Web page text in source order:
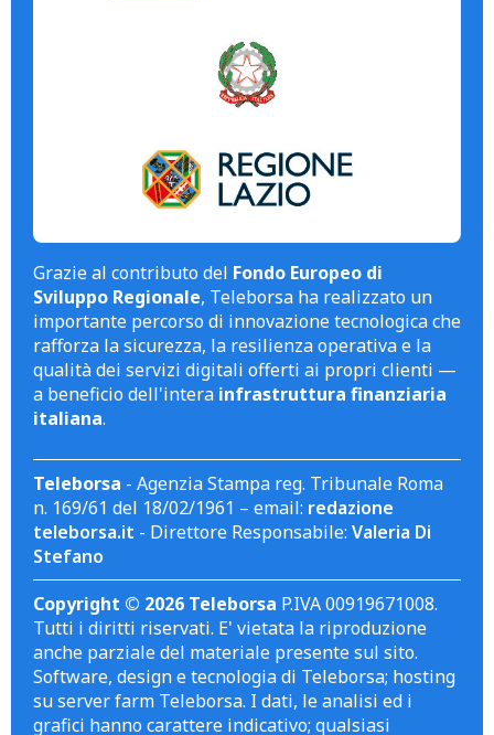
Grazie al contributo del Fondo Europeo di
Sviluppo Regionale, Teleborsa ha realizzato un
importante percorso di innovazione tecnologica che
rafforza la sicurezza, la resilienza operativa e la
qualità dei servizi digitali offerti ai propri clienti —
a beneficio dell'intera infrastruttura finanziaria
italiana.
Teleborsa - Agenzia Stampa reg. Tribunale Roma
n. 169/61 del 18/02/1961 – email: redazione
teleborsa.it - Direttore Responsabile: Valeria Di
Stefano
Copyright © 2026 Teleborsa P.IVA 00919671008.
Tutti i diritti riservati. E' vietata la riproduzione
anche parziale del materiale presente sul sito.
Software, design e tecnologia di Teleborsa; hosting
su server farm Teleborsa. I dati, le analisi ed i
grafici hanno carattere indicativo; qualsiasi